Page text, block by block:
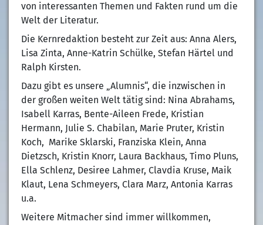
von interessanten Themen und Fakten rund um die
Welt der Literatur.
Die Kernredaktion besteht zur Zeit aus: Anna Alers,
Lisa Zinta, Anne-Katrin Schülke, Stefan Härtel und
Ralph Kirsten.
Dazu gibt es unsere „Alumnis“, die inzwischen in
der großen weiten Welt tätig sind: Nina Abrahams,
Isabell Karras, Bente-Aileen Frede, Kristian
Hermann, Julie S. Chabilan, Marie Pruter, Kristin
Koch, Marike Sklarski, Franziska Klein, Anna
Dietzsch, Kristin Knorr, Laura Backhaus, Timo Pluns,
Ella Schlenz, Desiree Lahmer, Clavdia Kruse, Maik
Klaut, Lena Schmeyers, Clara Marz, Antonia Karras
u.a.
Weitere Mitmacher sind immer willkommen,